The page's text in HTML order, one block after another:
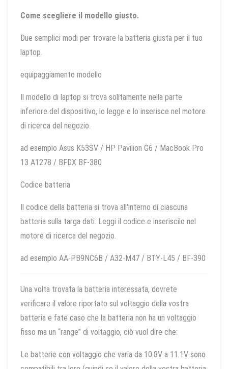
Come scegliere il modello giusto.
Due semplici modi per trovare la batteria giusta per il tuo
laptop.
equipaggiamento modello
Il modello di laptop si trova solitamente nella parte
inferiore del dispositivo, lo legge e lo inserisce nel motore
di ricerca del negozio.
ad esempio Asus K53SV / HP Pavilion G6 / MacBook Pro
13 A1278 / BFDX BF-380
Codice batteria
Il codice della batteria si trova all'interno di ciascuna
batteria sulla targa dati. Leggi il codice e inseriscilo nel
motore di ricerca del negozio.
ad esempio AA-PB9NC6B / A32-M47 / BTY-L45 / BF-390
Una volta trovata la batteria interessata, dovrete
verificare il valore riportato sul voltaggio della vostra
batteria e fate caso che la batteria non ha un voltaggio
fisso ma un “range” di voltaggio, ciò vuol dire che:
Le batterie con voltaggio che varia da 10.8V a 11.1V sono